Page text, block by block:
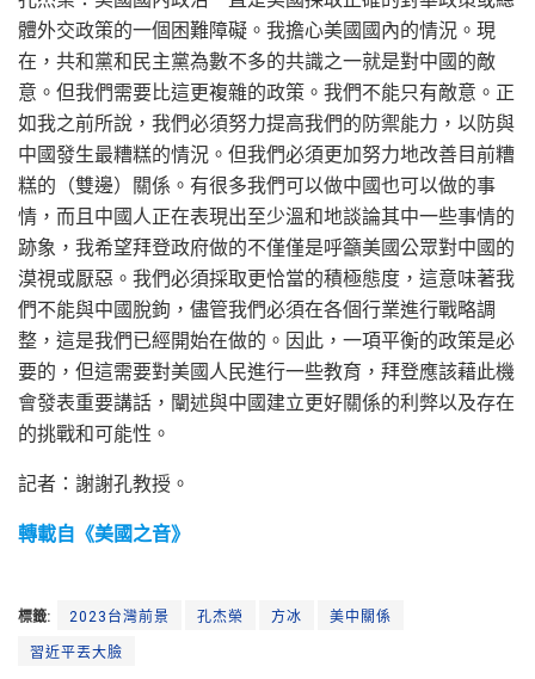
體外交政策的一個困難障礙。我擔心美國國內的情況。現
在，共和黨和民主黨為數不多的共識之一就是對中國的敵
意。但我們需要比這更複雜的政策。我們不能只有敵意。正
如我之前所說，我們必須努力提高我們的防禦能力，以防與
中國發生最糟糕的情況。但我們必須更加努力地改善目前糟
糕的（雙邊）關係。有很多我們可以做中國也可以做的事
情，而且中國人正在表現出至少溫和地談論其中一些事情的
跡象，我希望拜登政府做的不僅僅是呼籲美國公眾對中國的
漠視或厭惡。我們必須採取更恰當的積極態度，這意味著我
們不能與中國脫鉤，儘管我們必須在各個行業進行戰略調
整，這是我們已經開始在做的。因此，一項平衡的政策是必
要的，但這需要對美國人民進行一些教育，拜登應該藉此機
會發表重要講話，闡述與中國建立更好關係的利弊以及存在
的挑戰和可能性。
記者：謝謝孔教授。
轉載自《美國之音》
標籤: 2023台灣前景 孔杰榮 方冰 美中關係
習近平丟大臉